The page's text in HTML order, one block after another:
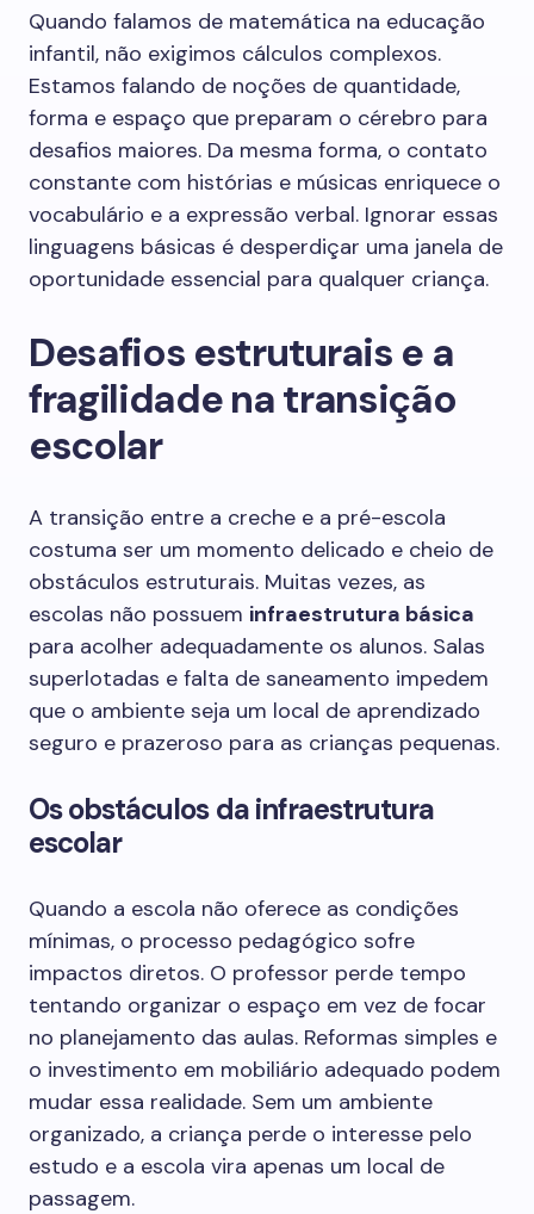
Quando falamos de matemática na educação
infantil, não exigimos cálculos complexos.
Estamos falando de noções de quantidade,
forma e espaço que preparam o cérebro para
desafios maiores. Da mesma forma, o contato
constante com histórias e músicas enriquece o
vocabulário e a expressão verbal. Ignorar essas
linguagens básicas é desperdiçar uma janela de
oportunidade essencial para qualquer criança.
Desafios estruturais e a
fragilidade na transição
escolar
A transição entre a creche e a pré-escola
costuma ser um momento delicado e cheio de
obstáculos estruturais. Muitas vezes, as
escolas não possuem infraestrutura básica
para acolher adequadamente os alunos. Salas
superlotadas e falta de saneamento impedem
que o ambiente seja um local de aprendizado
seguro e prazeroso para as crianças pequenas.
Os obstáculos da infraestrutura
escolar
Quando a escola não oferece as condições
mínimas, o processo pedagógico sofre
impactos diretos. O professor perde tempo
tentando organizar o espaço em vez de focar
no planejamento das aulas. Reformas simples e
o investimento em mobiliário adequado podem
mudar essa realidade. Sem um ambiente
organizado, a criança perde o interesse pelo
estudo e a escola vira apenas um local de
passagem.